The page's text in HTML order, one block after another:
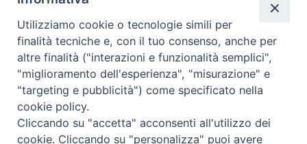
Caritas Internationalis
TV 2000
Inblu 2000
Avvenire
Sir
Scarp de’ Tenis
Utilizziamo cookie o tecnologie simili per
finalità tecniche e, con il tuo consenso, anche per
altre finalità ("interazioni e funzionalità semplici",
"miglioramento dell'esperienza", "misurazione" e
"targeting e pubblicità") come specificato nella
cookie policy.
Cliccando su "accetta" acconsenti all'utilizzo dei
cookie. Cliccando su "personalizza" puoi avere